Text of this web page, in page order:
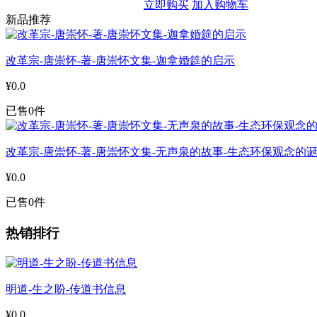
立即购买 加入购物车
新品推荐
改革宗-唐崇怀-著-唐崇怀文集-迦拿婚筵的启示
¥0.0
已售0件
改革宗-唐崇怀-著-唐崇怀文集-无声泉的故事-生态环保观念的
¥0.0
已售0件
热销排行
明道-生之盼-传道书信息
¥0.0